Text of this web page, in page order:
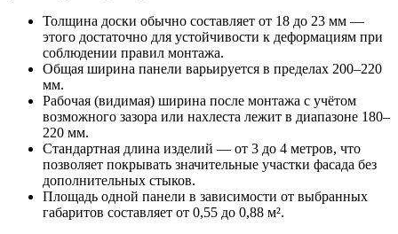
Толщина доски обычно составляет от 18 до 23 мм —
этого достаточно для устойчивости к деформациям при
соблюдении правил монтажа.
Общая ширина панели варьируется в пределах 200–220
мм.
Рабочая (видимая) ширина после монтажа с учётом
возможного зазора или нахлеста лежит в диапазоне 180–
220 мм.
Стандартная длина изделий — от 3 до 4 метров, что
позволяет покрывать значительные участки фасада без
дополнительных стыков.
Площадь одной панели в зависимости от выбранных
габаритов составляет от 0,55 до 0,88 м².